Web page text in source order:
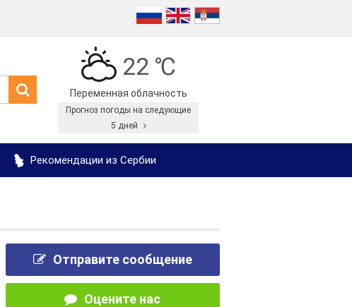
22 ℃
Переменная облачность
Прогноз погоды на следующие
5 дней
Рекомендации из Сербии
Отправите сообщение
Оцените нас